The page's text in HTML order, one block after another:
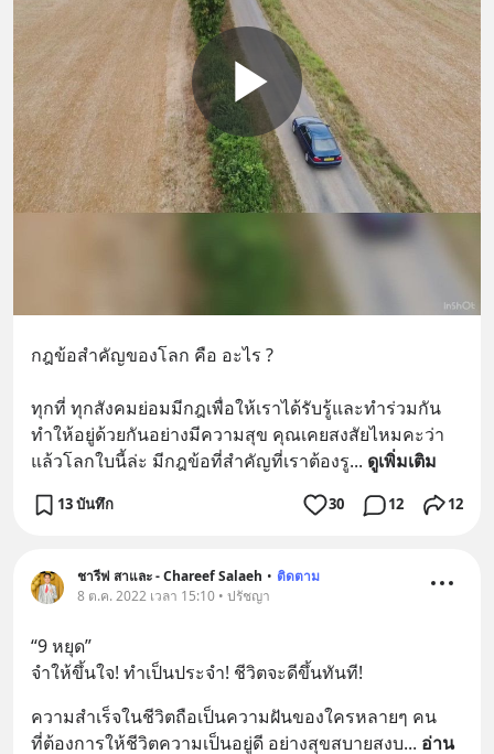
กฎข้อสำคัญของโลก คือ อะไร ?
ทุกที่ ทุกสังคมย่อมมีกฎเพื่อให้เราได้รับรู้และทำร่วมกัน
ทำให้อยู่ด้วยกันอย่างมีความสุข คุณเคยสงสัยไหมคะว่า
แล้วโลกใบนี้ล่ะ มีกฎข้อที่สำคัญที่เราต้องรู... ดูเพิ่มเติม
13 บันทึก 30 12 12
ชารีฟ สาและ - Chareef Salaeh • ติดตาม
8 ต.ค. 2022 เวลา 15:10 • ปรัชญา
“9 หยุด”
จำให้ขึ้นใจ! ทำเป็นประจำ! ชีวิตจะดีขึ้นทันที!
ความสำเร็จในชีวิตถือเป็นความฝันของใครหลายๆ คน
ที่ต้องการให้ชีวิตความเป็นอยู่ดี อย่างสุขสบายสงบ... อ่าน